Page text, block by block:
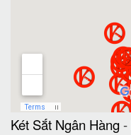
Két Sắt Ngân Hàng-